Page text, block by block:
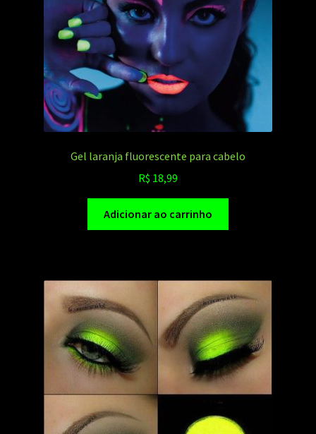
Gel laranja fluorescente para cabelo
R$ 18,99
Adicionar ao carrinho